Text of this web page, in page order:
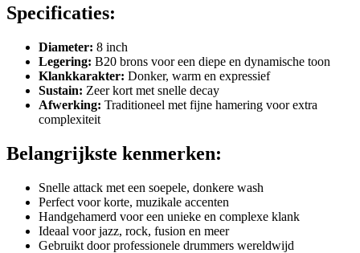
Specificaties:
Diameter: 8 inch
Legering: B20 brons voor een diepe en dynamische toon
Klankkarakter: Donker, warm en expressief
Sustain: Zeer kort met snelle decay
Afwerking: Traditioneel met fijne hamering voor extra
complexiteit
Belangrijkste kenmerken:
Snelle attack met een soepele, donkere wash
Perfect voor korte, muzikale accenten
Handgehamerd voor een unieke en complexe klank
Ideaal voor jazz, rock, fusion en meer
Gebruikt door professionele drummers wereldwijd